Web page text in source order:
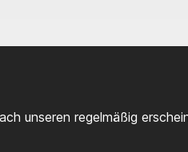
unseren regelmäßig